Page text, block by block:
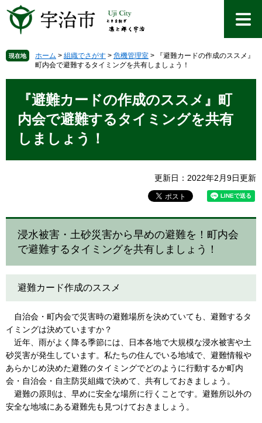
先
で
を
ば
現在地 ホーム > 組織でさがす > 危機管理室 >
『避難カードの作成のススメ』
町内会で避難するタイミングを共有しましょう！
『避難カードの作成のススメ』町
内会で避難するタイミングを共有
しましょう！
更新日：2022年2月9日更新
浸水被害・土砂災害から早めの避難を！町内会
で避難するタイミングを共有しましょう！
避難カード作成のススメ
自治会・町内会で災害時の避難場所を決めていても、避難するタ
イミングは決めていますか？
近年、雨がよく降る季節には、日本各地で大規模な浸水被害や土
砂災害が発生しています。私たちの住んでいる地域で、避難情報や
あらかじめ決めた避難のタイミングでどのように行動するか町内
会・自治会・自主防災組織で決めて、共有しておきましょう。
避難の原則は、早めに安全な場所に行くことです。避難所以外の
安全な地域にある避難先も見つけておきましょう。